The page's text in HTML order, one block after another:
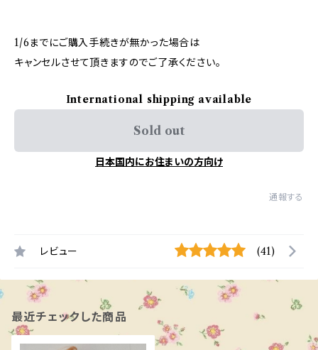
1/6までにご購入手続きが無かった場合は
キャンセルさせて頂きますのでご了承ください。
International shipping available
Sold out
日本国内にお住まいの方向け
通報する
レビュー (41)
最近チェックした商品